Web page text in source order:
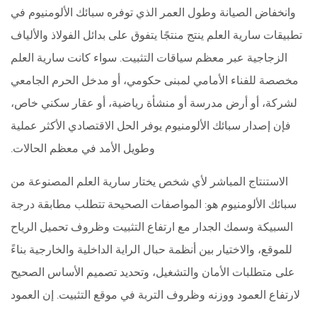
وانخفاض الصيانة وطول العمر الذي توفره سبائك الألومنيوم في
تطبيقات سارية العلم ينتج منتجًا يتفوق على بدائل الفولاذ والألياف
الزجاجية عبر معظم سياقات التثبيت. سواء كانت سارية العلم
مخصصة للفناء الأمامي لمبنى حكومي، أو مدخل الحرم الجامعي
لشركة، أو أرض مدرسة أو منشأة رياضية، أو عقار سكني خاص،
فإن إصدار سبائك الألومنيوم يوفر الحل الاقتصادي الأكثر عملية
وطويل الأمد في معظم الحالات.
الاستنتاج المباشر لأي شخص يختار سارية العلم المصنوعة من
سبائك الألومنيوم هو: المواصفات الصحيحة تتطلب مطابقة درجة
السبيكة وسمك الجدار مع ارتفاع التثبيت وظروف تحميل الرياح
للموقع، والاختيار بين أنظمة حبال الراية الداخلية والخارجية بناءً
على متطلبات الأمان والتشغيل، وتحديد تصميم الأساس الصحيح
لارتفاع العمود ووزنه وظروف التربة في موقع التثبيت. إن العمود